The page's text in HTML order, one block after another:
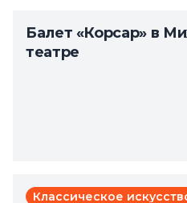
Балет «Корсар» в
театре
Классическое